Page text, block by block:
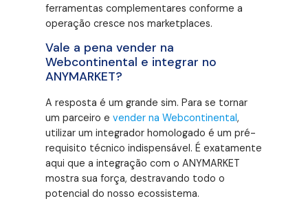
ferramentas complementares conforme a
operação cresce nos marketplaces.
Vale a pena vender na
Webcontinental e integrar no
ANYMARKET?
A resposta é um grande sim. Para se tornar
um parceiro evender na Webcontinental,
utilizar um integrador homologado é um pré-
requisito técnico indispensável. É exatamente
aqui que a integração com o ANYMARKET
mostra sua força, destravando todo o
potencial do nosso ecossistema.